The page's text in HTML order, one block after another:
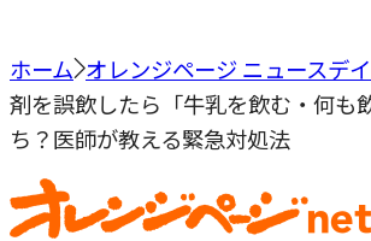
ホーム オレンジページ ニュースデ
剤を誤飲したら「牛乳を飲む・何も
ち？医師が教える緊急対処法